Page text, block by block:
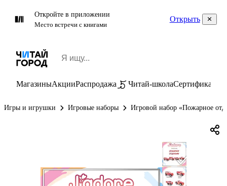
Откройте в приложении
Место встречи с книгами
Открыть
МагазиныАкцииРаспродажа Читай-школаСертификаты
Игры и игрушки Игровые наборы Игровой набор «Пожарное